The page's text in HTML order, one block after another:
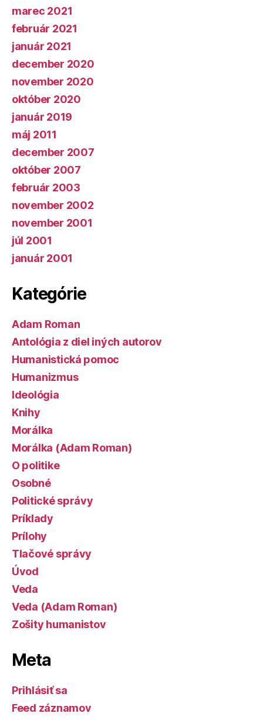
marec 2021
február 2021
január 2021
december 2020
november 2020
október 2020
január 2019
máj 2011
december 2007
október 2007
február 2003
november 2002
november 2001
júl 2001
január 2001
Kategórie
Adam Roman
Antológia z diel iných autorov
Humanistická pomoc
Humanizmus
Ideológia
Knihy
Morálka
Morálka (Adam Roman)
O politike
Osobné
Politické správy
Príklady
Prílohy
Tlačové správy
Úvod
Veda
Veda (Adam Roman)
Zošity humanistov
Meta
Prihlásiť sa
Feed záznamov